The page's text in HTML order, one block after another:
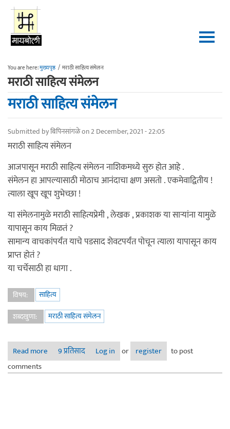
Skip to main content
You are here:मुख्यपृष्ठ / मराठी साहित्य संमेलन
मराठी साहित्य संमेलन
मराठी साहित्य संमेलन
Submitted byबिपिनसांगळेon 2 December, 2021 - 22:05
मराठी साहित्य संमेलन
आजपासून मराठी साहित्य संमेलन नाशिकमध्ये सुरु होत आहे .
संमेलन हा आपल्यासाठी मोठाच आनंदाचा क्षण असतो . एकमेवाद्वितीय !
त्याला खूप खूप शुभेच्छा !
या संमेलनामुळे मराठी साहित्यप्रेमी , लेखक , प्रकाशक या साऱ्यांना यामुळे
यापासून काय मिळतं ?
सामान्य वाचकांपर्यंत याचे पडसाद शेवटपर्यंत पोचून त्याला यापासून काय
प्राप्त होतं ?
या चर्चेसाठी हा धागा .
विषय:
साहित्य
शब्दखुणा:
मराठी साहित्य संमेलन
Read more about मराठी साहित्य संमेलन
9 प्रतिसाद Log in or register
to post
comments